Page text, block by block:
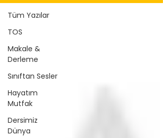
Tüm Yazılar
TOS
Makale &
Derleme
Sınıftan Sesler
Hayatım
Mutfak
Dersimiz
Dünya